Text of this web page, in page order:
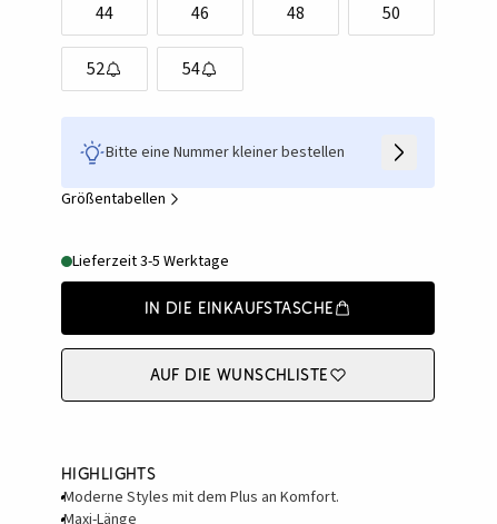
44 46 48 50
52 54
Bitte eine Nummer kleiner bestellen
Größentabellen
Lieferzeit 3-5 Werktage
In die Einkaufstasche
Auf die Wunschliste
Highlights
Moderne Styles mit dem Plus an Komfort.